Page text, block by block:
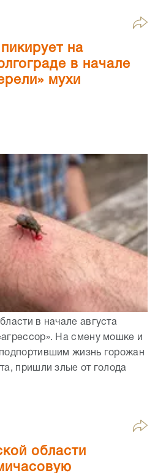
на
в начале
мухи
в начале августа
На смену мошке и
жизнь горожан
пришли злые от голода
области